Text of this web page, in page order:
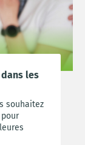
les
souhaitez